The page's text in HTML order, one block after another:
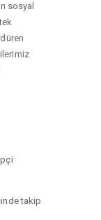
sosyal
takip